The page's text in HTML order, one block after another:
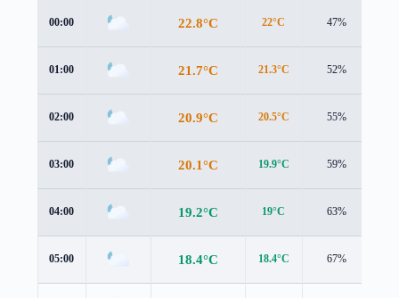
00:00 22.8°C 22°C 47%
01:00 21.7°C 21.3°C 52%
02:00 20.9°C 20.5°C 55%
03:00 20.1°C 19.9°C 59%
04:00 19.2°C 19°C 63%
05:00 18.4°C 18.4°C 67%